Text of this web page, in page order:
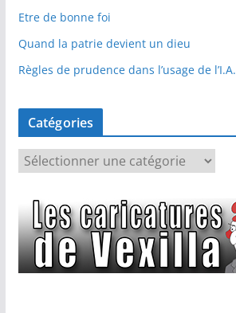
Etre de bonne foi
Quand la patrie devient un dieu
Règles de prudence dans l’usage de l’I.A.
Catégories
é
g
o
r